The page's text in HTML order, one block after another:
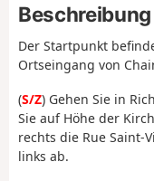
Der Startpunkt
Ortseingang von
(S/Z) Gehen Sie in
Sie auf Höhe der
rechts die Rue Saint-
links ab.